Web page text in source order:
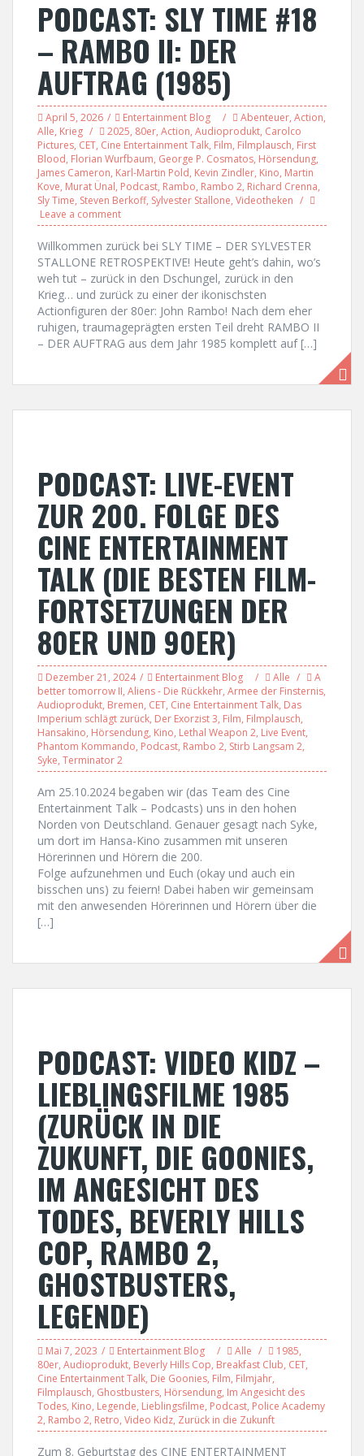
PODCAST: SLY TIME #18
– RAMBO II: DER
AUFTRAG (1985)
April 5, 2026 Entertainment Blog Abenteuer, Action,
Alle, Krieg 2025, 80er, Action, Audioprodukt, Carolco
Pictures, CET, Cine Entertainment Talk, Film, Filmplausch, First
Blood, Florian Wurfbaum, George P. Cosmatos, Hörsendung,
James Cameron, Karl-Martin Pold, Kevin Zindler, Kino, Martin
Kove, Murat Ünal, Podcast, Rambo, Rambo 2, Richard Crenna,
Sly Time, Steven Berkoff, Sylvester Stallone, Videotheken
Leave a comment
Willkommen zurück bei SLY TIME – DER SYLVESTER
STALLONE RETROSPEKTIVE! Heute geht’s dahin, wo’s
weh tut – zurück in den Dschungel, zurück in den
Krieg… und zurück zu einer der ikonischsten
Actionfiguren der 80er: John Rambo! Nach dem eher
ruhigen, traumageprägten ersten Teil dreht RAMBO II
– DER AUFTRAG aus dem Jahr 1985 komplett auf […]
PODCAST: LIVE-EVENT
ZUR 200. FOLGE DES
CINE ENTERTAINMENT
TALK (DIE BESTEN FILM-
FORTSETZUNGEN DER
80ER UND 90ER)
Dezember 21, 2024 Entertainment Blog Alle
A
better tomorrow II, Aliens - Die Rückkehr, Armee der Finsternis,
Audioprodukt, Bremen, CET, Cine Entertainment Talk, Das
Imperium schlägt zurück, Der Exorzist 3, Film, Filmplausch,
Hansakino, Hörsendung, Kino, Lethal Weapon 2, Live Event,
Phantom Kommando, Podcast, Rambo 2, Stirb Langsam 2,
Syke, Terminator 2
Am 25.10.2024 begaben wir (das Team des Cine
Entertainment Talk – Podcasts) uns in den hohen
Norden von Deutschland. Genauer gesagt nach Syke,
um dort im Hansa-Kino zusammen mit unseren
Hörerinnen und Hörern die 200.
Folge aufzunehmen und Euch (okay und auch ein
bisschen uns) zu feiern! Dabei haben wir gemeinsam
mit den anwesenden Hörerinnen und Hörern über die
[…]
PODCAST: VIDEO KIDZ –
LIEBLINGSFILME 1985
(ZURÜCK IN DIE
ZUKUNFT, DIE GOONIES,
IM ANGESICHT DES
TODES, BEVERLY HILLS
COP, RAMBO 2,
GHOSTBUSTERS,
LEGENDE)
Mai 7, 2023 Entertainment Blog Alle 1985,
80er, Audioprodukt, Beverly Hills Cop, Breakfast Club, CET,
Cine Entertainment Talk, Die Goonies, Film, Filmjahr,
Filmplausch, Ghostbusters, Hörsendung, Im Angesicht des
Todes, Kino, Legende, Lieblingsfilme, Podcast, Police Academy
2, Rambo 2, Retro, Video Kidz, Zurück in die Zukunft
Zum 8. Geburtstag des CINE ENTERTAINMENT